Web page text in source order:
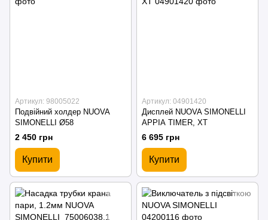
Артикул: 98005022
Подвійний холдер NUOVA
SIMONELLI Ø58
2 450 грн
Купити
Артикул: 04901420
Дисплей NUOVA SIMONELLI
APPIA TIMER, XT
6 695 грн
Купити